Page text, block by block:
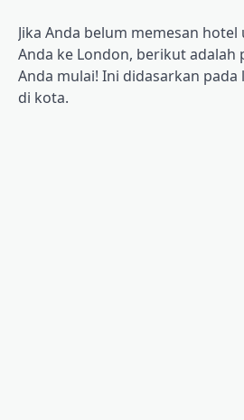
Jika Anda belum memesan
Anda ke London, berikut
Anda mulai! Ini didasarkan
di kota.